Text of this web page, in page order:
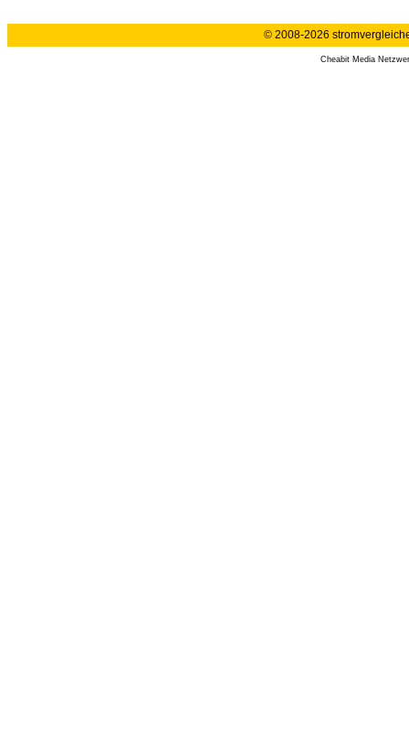
© 2008-2026
Cheabit Media